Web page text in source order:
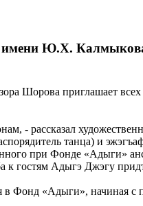
Ю.Х. Калмыкова
Шорова приглашает всех
- рассказал
танца) и
при Фонде «Адыги»
к гостям Адыгэ Джэгу
Фонд «Адыги», начиная с